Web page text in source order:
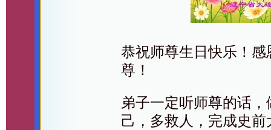
恭祝师尊生日快乐！
尊！
弟子一定听师尊的话
己，多救人，完成史前